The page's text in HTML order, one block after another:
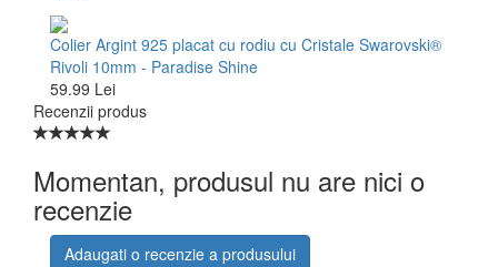
Colier Argint 925 placat cu rodiu cu Cristale Swarovski®
Rivoli 10mm - Paradise Shine
59.99 Lei
Recenzii produs
Momentan, produsul nu are nici o
recenzie
Adaugati o recenzie a produsului